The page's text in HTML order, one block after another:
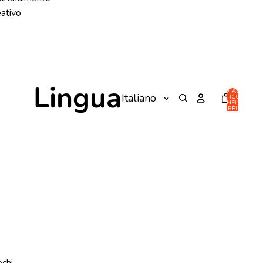
Lingua TOTALE
ARTICOLI
NEL
CARRELLO: